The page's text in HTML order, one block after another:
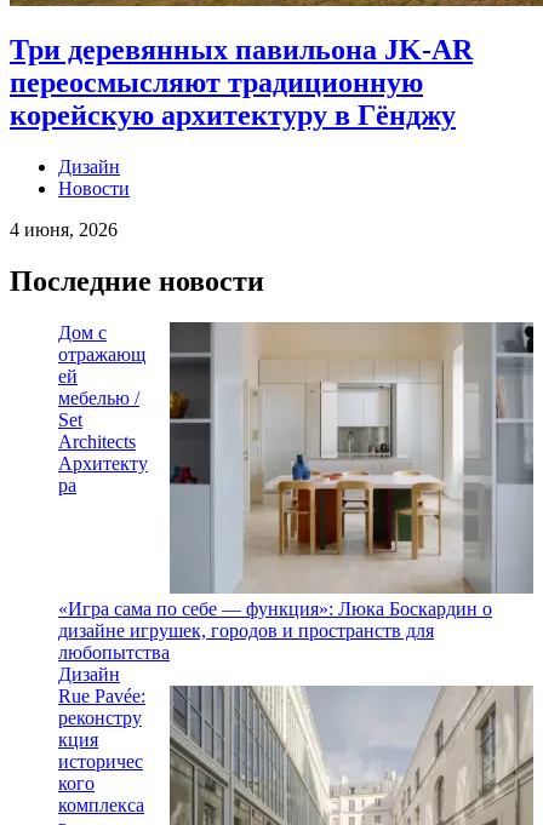
Три деревянных павильона JK-AR
переосмысляют традиционную
корейскую архитектуру в Гёнджу
Дизайн
Новости
4 июня, 2026
Последние новости
Дом с
отражающ
ей
мебелью /
Set
Architects
Архитекту
ра
«Игра сама по себе — функция»: Люка Боскардин о
дизайне игрушек, городов и пространств для
любопытства
Дизайн
Rue Pavée:
реконстру
кция
историчес
кого
комплекса